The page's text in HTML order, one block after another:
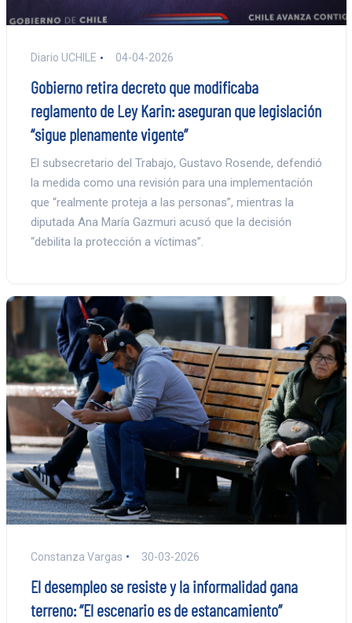
Diario UCHILE 04-04-2026
Gobierno retira decreto que modificaba
reglamento de Ley Karin: aseguran que legislación
“sigue plenamente vigente”
El subsecretario del Trabajo, Gustavo Rosende, defendió
la medida como una revisión para una implementación
que “realmente proteja a las personas”, mientras la
diputada Ana María Gazmuri acusó que la decisión
“debilita la protección a víctimas”.
Constanza Vargas 30-03-2026
El desempleo se resiste y la informalidad gana
terreno: “El escenario es de estancamiento”